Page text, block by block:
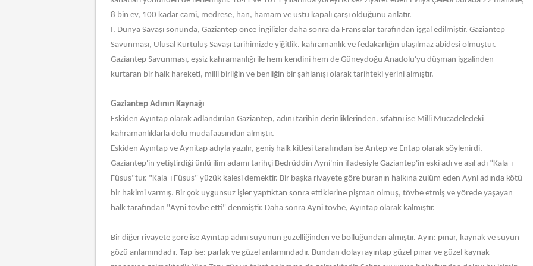
8 bin ev, 100 kadar cami, medrese, han, hamam ve üstü kapalı çarşı olduğunu anlatır.
I. Dünya Savaşı sonunda, Gaziantep önce İngilizler daha sonra da Fransızlar tarafından işgal edilmiştir. Gaziantep
Savunması, Ulusal Kurtuluş Savaşı tarihimizde yiğitlik. kahramanlık ve fedakarlığın ulaşılmaz abidesi olmuştur.
Gaziantep Savunması, eşsiz kahramanlığı ile hem kendini hem de Güneydoğu Anadolu'yu düşman işgalinden
kurtaran bir halk hareketi, milli birliğin ve benliğin bir şahlanışı olarak tarihteki yerini almıştır.
Gaziantep Adının Kaynağı
Eskiden Ayıntap olarak adlandırılan Gaziantep, adını tarihin derinliklerinden. sıfatını ise Milli Mücadeledeki
kahramanlıklarla dolu müdafaasından almıştır.
Eskiden Ayıntap ve Aynitap adıyla yazılır, geniş halk kitlesi tarafından ise Antep ve Entap olarak söylenirdi.
Gaziantep'in yetiştirdiği ünlü ilim adamı tarihçi Bedrüddin Ayni'nin ifadesiyle Gaziantep'in eski adı ve asıl adı “Kala-ı
Füsus"tur. "Kala-ı Füsus" yüzük kalesi demektir. Bir başka rivayete göre buranın halkına zulüm eden Ayni adında kötü
bir hakimi varmış. Bir çok uygunsuz işler yaptıktan sonra ettiklerine pişman olmuş, tövbe etmiş ve yörede yaşayan
halk tarafından "Ayni tövbe etti" denmiştir. Daha sonra Ayni tövbe, Ayıntap olarak kalmıştır.
Bir diğer rivayete göre ise Ayıntap adını suyunun güzelliğinden ve bolluğundan almıştır. Ayın: pınar, kaynak ve suyun
gözü anlamındadır. Tap ise: parlak ve güzel anlamındadır. Bundan dolayı ayıntap güzel pınar ve güzel kaynak